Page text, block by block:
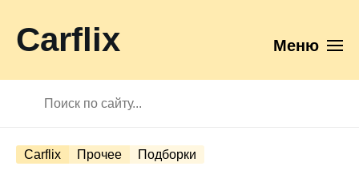
Carflix Меню
Carflix Прочее Подборки